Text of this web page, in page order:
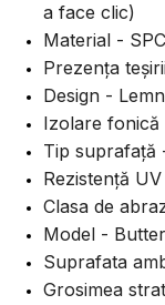
a face clic)
Material -
Prezența
Design - Lemn
Izolare fonică
Tip suprafață
Rezistență
Clasa de
Model -
Suprafata
Grosimea